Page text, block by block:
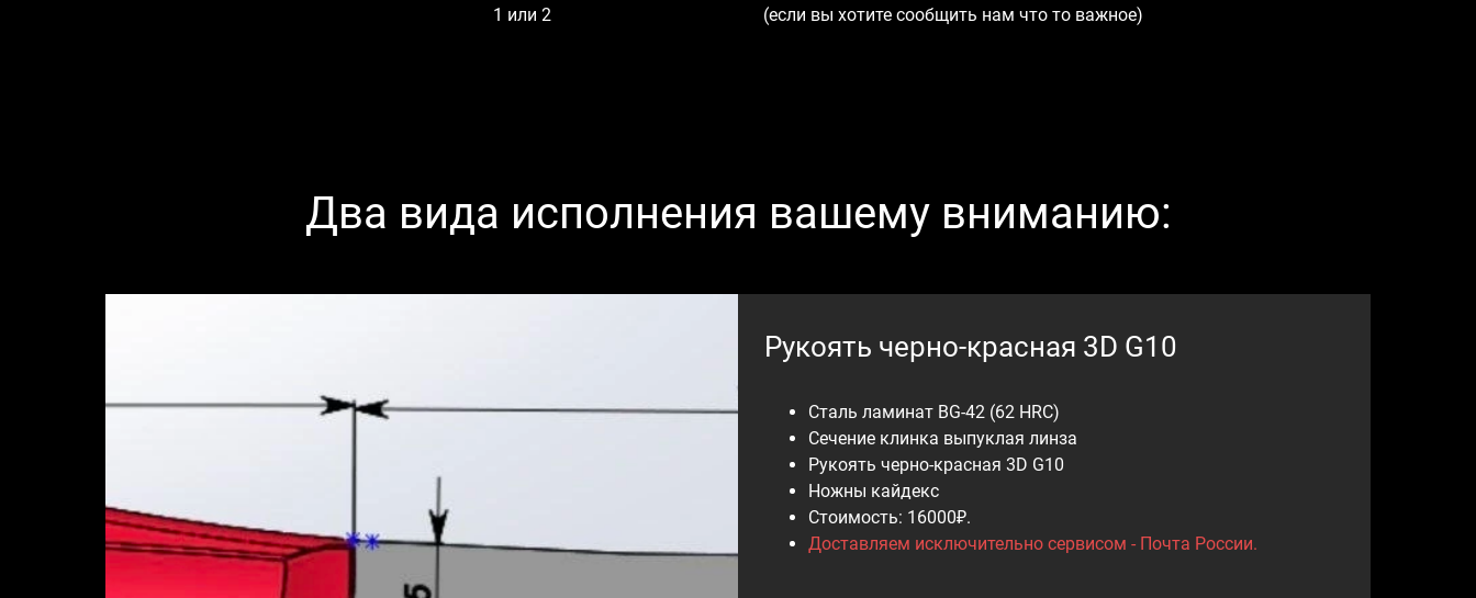
1 или 2 (если вы хотите сообщить нам что то важное)
Два вида исполнения вашему вниманию:
Рукоять черно-красная 3D G10
Сталь ламинат BG-42 (62 HRC)
Сечение клинка выпуклая линза
Рукоять черно-красная 3D G10
Ножны кайдекс
Стоимость: 16000₽.
Доставляем исключительно сервисом - Почта России.